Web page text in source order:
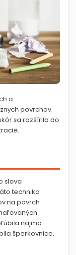
a
povrchov.
sa rozšírila do
slova
technika
na povrch
najmä
šperkovnice,